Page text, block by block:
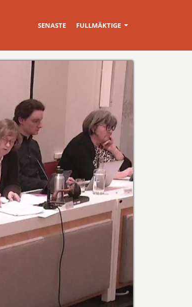
SENASTE FULLMÄKTIGE